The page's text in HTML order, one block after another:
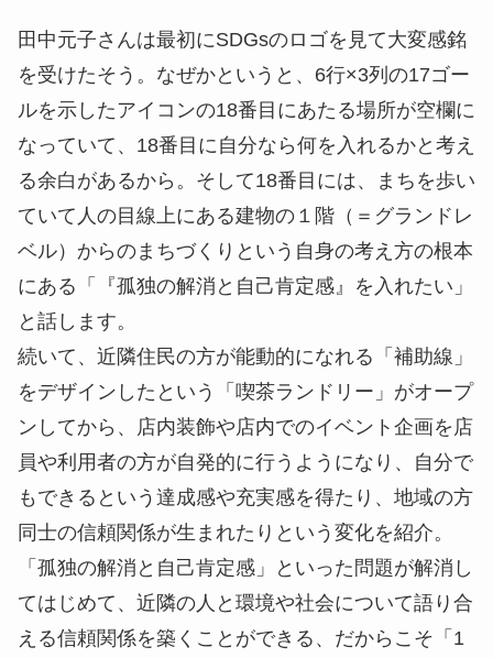
田中元子さんは最初にSDGsのロゴを見て大変感銘
を受けたそう。なぜかというと、6行×3列の17ゴー
ルを示したアイコンの18番目にあたる場所が空欄に
なっていて、18番目に自分なら何を入れるかと考え
る余白があるから。そして18番目には、まちを歩い
ていて人の目線上にある建物の１階（＝グランドレ
ベル）からのまちづくりという自身の考え方の根本
にある「『孤独の解消と自己肯定感』を入れたい」
と話します。
続いて、近隣住民の方が能動的になれる「補助線」
をデザインしたという「喫茶ランドリー」がオープ
ンしてから、店内装飾や店内でのイベント企画を店
員や利用者の方が自発的に行うようになり、自分で
もできるという達成感や充実感を得たり、地域の方
同士の信頼関係が生まれたりという変化を紹介。
「孤独の解消と自己肯定感」といった問題が解消し
てはじめて、近隣の人と環境や社会について語り合
える信頼関係を築くことができる、だからこそ「1